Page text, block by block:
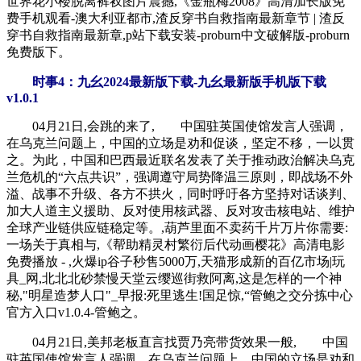
费手机观看-澳大利亚都市,渣反穿书自救指南最新章节 | 渣反
穿书自救指南最新章,p站下载安装-proburn中文破解版-proburn
免费版下。
时事4：九幺2024最新版下载-九幺最新版手机版下载
v1.0.1
04月21日,会跳的来了, 中国驻英国使馆发言人强调，
在乌克兰问题上，中国的立场是劝和促谈，坚定不移，一以贯
之。为此，中国和巴西最近联名发表了关于推动政治解决乌克
兰危机的“六点共识”，强调遵守局势降温三原则，即战场不外
溢、战事不升级、各方不拱火，同时呼吁各方坚持对话谈判、
加大人道主义援助、反对使用核武器、反对攻击核电站、维护
全球产业链供应链稳定等。,葫芦里面不卖药千片万片你需要:
一场关于真相与,《帮助精灵村繁衍后代动画樱花》高清电影
免费播放 - ,火爆ip谷子秒售5000万,天猫形成新的百亿市场|玩
具_网,北北北砂禁慢天堂云缨巡街救阿离,这是怎样的一个神
秘,"明星造梦人口"_早报:死里逃生!国足惊,“管鲍之交分拣中心
官方入口v1.0.4-管鲍之。
04月21日,美邦老板直言找贾乃亮带货效果一般, 中国